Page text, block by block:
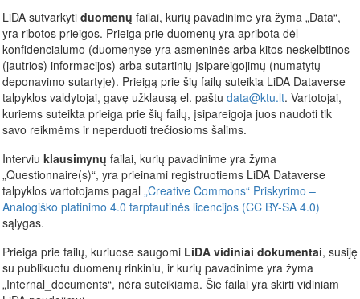
LiDA sutvarkyti duomenų failai, kurių pavadinime yra žyma „Data“,
yra ribotos prieigos. Prieiga prie duomenų yra apribota dėl
konfidencialumo (duomenyse yra asmeninės arba kitos neskelbtinos
(jautrios) informacijos) arba sutartinių įsipareigojimų (numatytų
deponavimo sutartyje). Prieigą prie šių failų suteikia LiDA Dataverse
talpyklos valdytojai, gavę užklausą el. paštu data@ktu.lt. Vartotojai,
kuriems suteikta prieiga prie šių failų, įsipareigoja juos naudoti tik
savo reikmėms ir neperduoti trečiosioms šalims.
Interviu klausimynų failai, kurių pavadinime yra žyma
„Questionnaire(s)“, yra prieinami registruotiems LiDA Dataverse
talpyklos vartotojams pagal „Creative Commons“ Priskyrimo –
Analogiško platinimo 4.0 tarptautinės licencijos (CC BY-SA 4.0)
sąlygas.
Prieiga prie failų, kuriuose saugomi LiDA vidiniai dokumentai, susiję
su publikuotu duomenų rinkiniu, ir kurių pavadinime yra žyma
„Internal_documents“, nėra suteikiama. Šie failai yra skirti vidiniam